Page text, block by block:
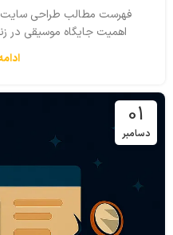
فهرست مطالب طراحی سایت
اهمیت جایگاه موسیقی در
01
دسامبر